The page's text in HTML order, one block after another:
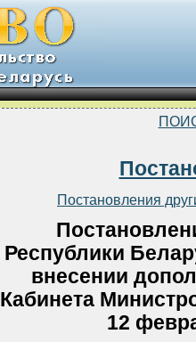
Постановления
Республики
внесении
Кабинета
12